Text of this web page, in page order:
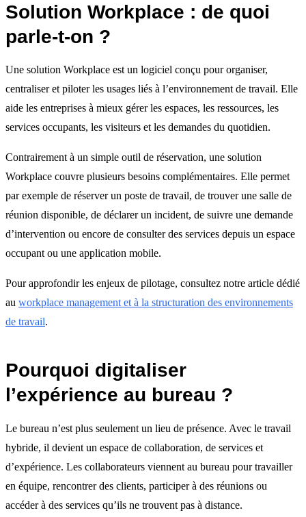
Solution Workplace : de quoi
parle-t-on ?
Une solution Workplace est un logiciel conçu pour organiser,
centraliser et piloter les usages liés à l’environnement de travail. Elle
aide les entreprises à mieux gérer les espaces, les ressources, les
services occupants, les visiteurs et les demandes du quotidien.
Contrairement à un simple outil de réservation, une solution
Workplace couvre plusieurs besoins complémentaires. Elle permet
par exemple de réserver un poste de travail, de trouver une salle de
réunion disponible, de déclarer un incident, de suivre une demande
d’intervention ou encore de consulter des services depuis un espace
occupant ou une application mobile.
Pour approfondir les enjeux de pilotage, consultez notre article dédié
au workplace management et à la structuration des environnements
de travail.
Pourquoi digitaliser
l’expérience au bureau ?
Le bureau n’est plus seulement un lieu de présence. Avec le travail
hybride, il devient un espace de collaboration, de services et
d’expérience. Les collaborateurs viennent au bureau pour travailler
en équipe, rencontrer des clients, participer à des réunions ou
accéder à des services qu’ils ne trouvent pas à distance.